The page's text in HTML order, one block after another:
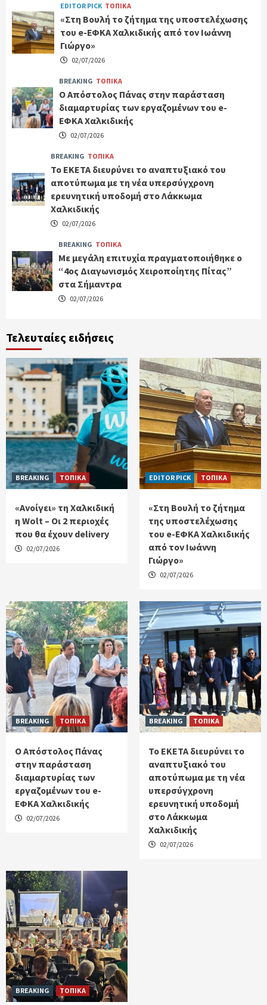
EDITOR PICK ΤΟΠΙΚΑ
«Στη Βουλή το ζήτημα της υποστελέχωσης
του e-ΕΦΚΑ Χαλκιδικής από τον Ιωάννη
Γιώργο»
02/07/2026
BREAKING ΤΟΠΙΚΑ
Ο Απόστολος Πάνας στην παράσταση
διαμαρτυρίας των εργαζομένων του e-
ΕΦΚΑ Χαλκιδικής
02/07/2026
BREAKING ΤΟΠΙΚΑ
Το ΕΚΕΤΑ διευρύνει το αναπτυξιακό του
αποτύπωμα με τη νέα υπερσύγχρονη
ερευνητική υποδομή στο Λάκκωμα
Χαλκιδικής
02/07/2026
BREAKING ΤΟΠΙΚΑ
Με μεγάλη επιτυχία πραγματοποιήθηκε ο
“4ος Διαγωνισμός Χειροποίητης Πίτας”
στα Σήμαντρα
02/07/2026
Τελευταίες ειδήσεις
BREAKING ΤΟΠΙΚΑ
«Ανοίγει» τη Χαλκιδική
η Wolt – Οι 2 περιοχές
που θα έχουν delivery
02/07/2026
EDITOR PICK ΤΟΠΙΚΑ
«Στη Βουλή το ζήτημα
της υποστελέχωσης
του e-ΕΦΚΑ Χαλκιδικής
από τον Ιωάννη
Γιώργο»
02/07/2026
BREAKING ΤΟΠΙΚΑ
Ο Απόστολος Πάνας
στην παράσταση
διαμαρτυρίας των
εργαζομένων του e-
ΕΦΚΑ Χαλκιδικής
02/07/2026
BREAKING ΤΟΠΙΚΑ
Το ΕΚΕΤΑ διευρύνει το
αναπτυξιακό του
αποτύπωμα με τη νέα
υπερσύγχρονη
ερευνητική υποδομή
στο Λάκκωμα
Χαλκιδικής
02/07/2026
BREAKING ΤΟΠΙΚΑ